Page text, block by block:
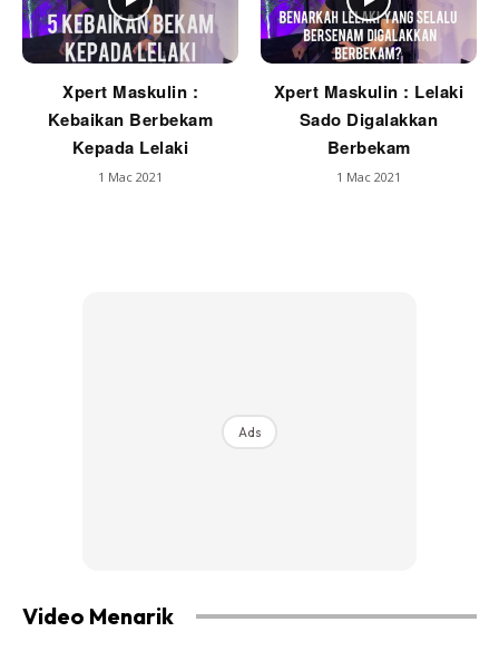
Xpert Maskulin :
Kebaikan Berbekam
Kepada Lelaki
1 Mac 2021
Xpert Maskulin : Lelaki
Sado Digalakkan
Berbekam
1 Mac 2021
Ads
Video Menarik